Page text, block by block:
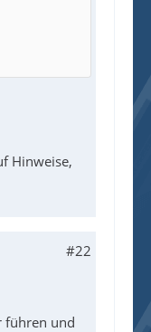
Hinweise,
#22
führen und